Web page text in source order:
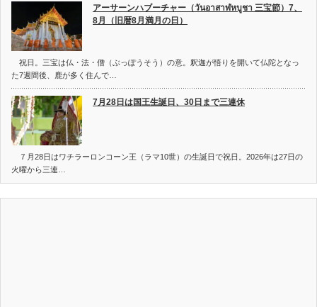
アーサーンハブーチャー（วันอาสาฬหบูชา 三宝節）7、
8月（旧暦8月満月の日）
祝日。三宝は仏・法・僧（ぶっぽうそう）の意。釈迦が悟りを開いて仏陀となっ
た7週間後、鹿が多く住んで…
7月28日は国王生誕日、30日まで三連休
７月28日はワチラーロンコーン王（ラマ10世）の生誕日で祝日。2026年は27日の
火曜から三連…